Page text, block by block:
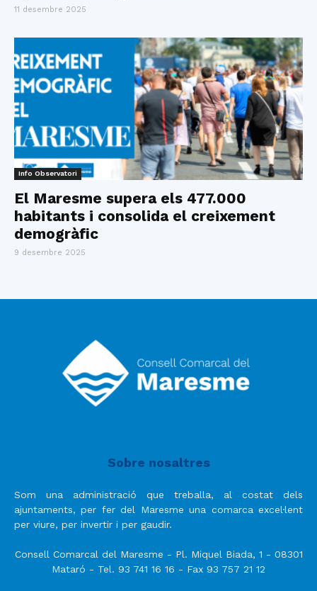
11 desembre 2025
Info Observatori
El Maresme supera els 477.000
habitants i consolida el creixement
demogràfic
9 desembre 2025
Sobre nosaltres
Som una administració que treballa, al costat dels
ajuntaments, per fer del Maresme una comarca excel·lent
per viure, per invertir i per gaudir.
Consell Comarcal del Maresme - Pl. Miquel Biada, 1 - 08301
Mataró - Tel. 93 741 16 16 - Fax 93 757 21 12